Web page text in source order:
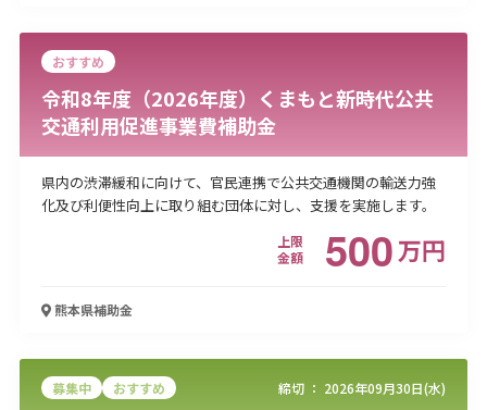
おすすめ
令和8年度（2026年度）くまもと新時代公共
交通利用促進事業費補助金
県内の渋滞緩和に向けて、官民連携で公共交通機関の輸送力強
化及び利便性向上に取り組む団体に対し、支援を実施します。
上限
金額
500万円
熊本県補助金
募集中 おすすめ 締切 ： 2026年09月30日(水)